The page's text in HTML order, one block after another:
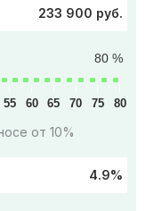
233 900 руб.
80 %
55 60 65 70 75 80
от 10%
4.9%